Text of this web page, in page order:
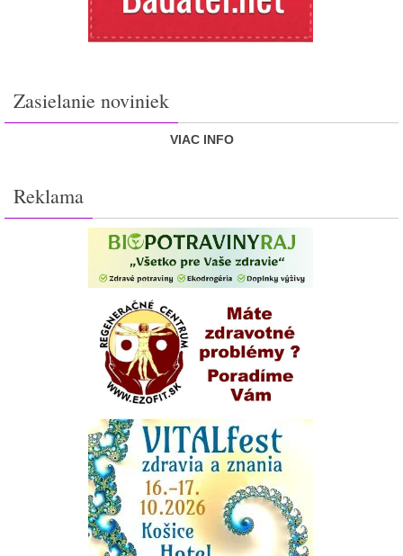
Zasielanie noviniek
VIAC INFO
Reklama